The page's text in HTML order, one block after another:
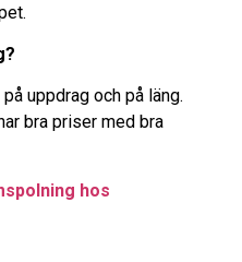
uppdrag och på läng.
bra priser med bra
hos